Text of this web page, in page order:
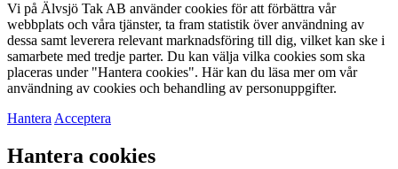
Vi på Älvsjö Tak AB använder cookies för att förbättra vår
webbplats och våra tjänster, ta fram statistik över användning av
dessa samt leverera relevant marknadsföring till dig, vilket kan ske i
samarbete med tredje parter. Du kan välja vilka cookies som ska
placeras under "Hantera cookies". Här kan du läsa mer om vår
användning av cookies och behandling av personuppgifter.
Hantera Acceptera
Hantera cookies